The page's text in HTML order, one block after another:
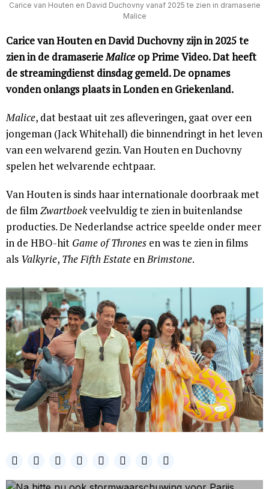
Carice van Houten en David Duchovny vanaf 2025 te zien in dramaserie
Malice
Carice van Houten en David Duchovny zijn in 2025 te
zien in de dramaserieMalice op Prime Video. Dat heeft
de streamingdienst dinsdag gemeld. De opnames
vonden onlangs plaats in Londen en Griekenland.
Malice, dat bestaat uit zes afleveringen, gaat over een
jongeman (Jack Whitehall) die binnendringt in het leven
van een welvarend gezin. Van Houten en Duchovny
spelen het welvarende echtpaar.
Van Houten is sinds haar internationale doorbraak met
de filmZwartboekveelvuldig te zien in buitenlandse
producties. De Nederlandse actrice speelde onder meer
in de HBO-hit Game of Thrones en was te zien in films
als Valkyrie, The Fifth Estate enBrimstone.